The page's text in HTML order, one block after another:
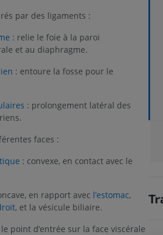
par des ligaments :
: relie le foie à la paroi
et au diaphragme.
: entoure la fosse pour le
: prolongement latéral des
faces :
: convexe, en contact avec le
en rapport avec l’estomac,
, et la vésicule biliaire.
point d’entrée sur la face viscérale